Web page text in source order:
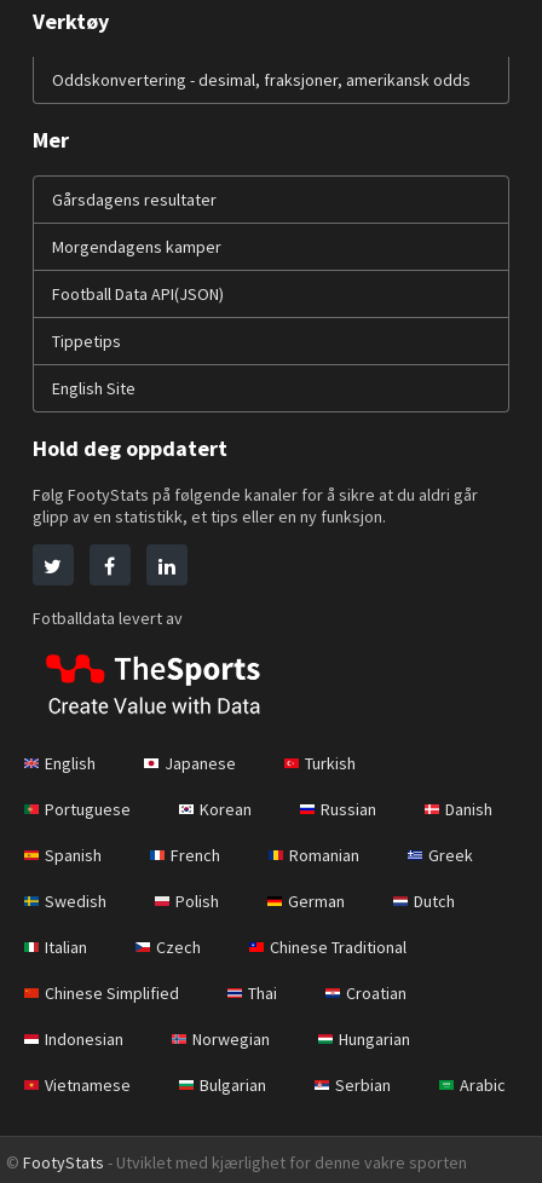
Verktøy
Oddskonvertering - desimal, fraksjoner, amerikansk odds
Mer
Gårsdagens resultater
Morgendagens kamper
Football Data API(JSON)
Tippetips
English Site
Hold deg oppdatert
Følg FootyStats på følgende kanaler for å sikre at du aldri går
glipp av en statistikk, et tips eller en ny funksjon.
Fotballdata levert av
English Japanese Turkish
Portuguese Korean Russian Danish
Spanish French Romanian Greek
Swedish Polish German Dutch
Italian Czech Chinese Traditional
Chinese Simplified Thai Croatian
Indonesian Norwegian Hungarian
Vietnamese Bulgarian Serbian Arabic
© FootyStats - Utviklet med kjærlighet for denne vakre sporten